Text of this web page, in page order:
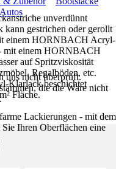
unverdünnt
gestrichen oder gerollt
einem HORNBACH Acryl-
mit einem HORNBACH
auf Spritzviskosität
Regalböden, etc.
Klarlack beschichtet
Fläche.
Lackierungen - mit dem
Ihren Oberflächen eine
uns nicht überprüft.
die die Ware nicht